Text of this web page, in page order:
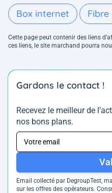
Box internet
Cette page peut contenir des liens
ces liens, le site marchand pourra
Gardons le contact !
Recevez le meilleur de
nos bons plans.
Email collecté par DegroupTest,
sur les offres des opérateurs.